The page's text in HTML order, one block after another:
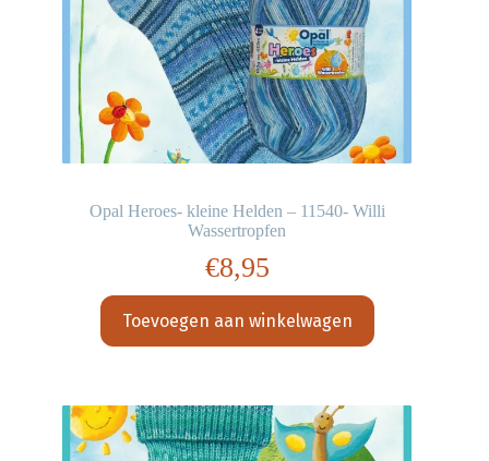
Opal Heroes- kleine Helden – 11540- Willi
Wassertropfen
€8,95
Toevoegen aan winkelwagen